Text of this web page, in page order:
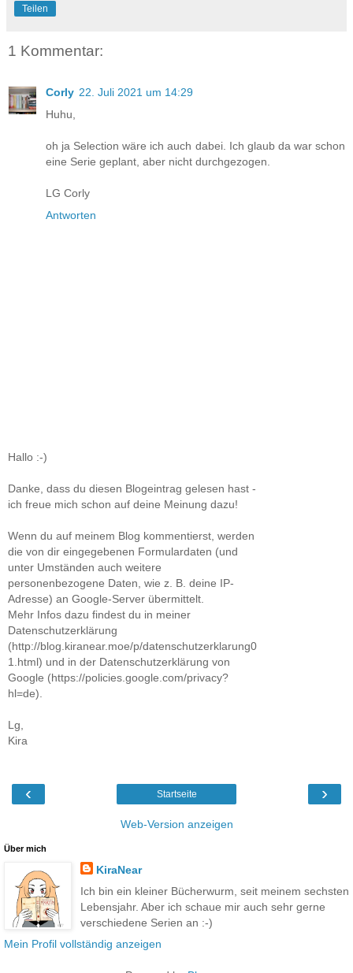
Teilen
1 Kommentar:
Corly 22. Juli 2021 um 14:29
Huhu,
oh ja Selection wäre ich auch dabei. Ich glaub da war schon
eine Serie geplant, aber nicht durchgezogen.
LG Corly
Antworten
Hallo :-)
Danke, dass du diesen Blogeintrag gelesen hast -
ich freue mich schon auf deine Meinung dazu!
Wenn du auf meinem Blog kommentierst, werden
die von dir eingegebenen Formulardaten (und
unter Umständen auch weitere
personenbezogene Daten, wie z. B. deine IP-
Adresse) an Google-Server übermittelt.
Mehr Infos dazu findest du in meiner
Datenschutzerklärung
(http://blog.kiranear.moe/p/datenschutzerklarung0
1.html) und in der Datenschutzerklärung von
Google (https://policies.google.com/privacy?
hl=de).
Lg,
Kira
‹ ›
Startseite
Web-Version anzeigen
Über mich
KiraNear
Ich bin ein kleiner Bücherwurm, seit meinem sechsten
Lebensjahr. Aber ich schaue mir auch sehr gerne
verschiedene Serien an :-)
Mein Profil vollständig anzeigen